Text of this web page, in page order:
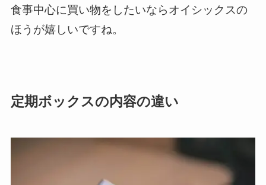
食事中心に買い物をしたいならオイシックスの
ほうが嬉しいですね。
定期ボックスの内容の違い